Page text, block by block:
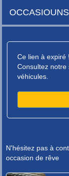
Ce lien à expiré !
Consultez notre
véhicules.
N'hésitez pas à
occasion de rêve